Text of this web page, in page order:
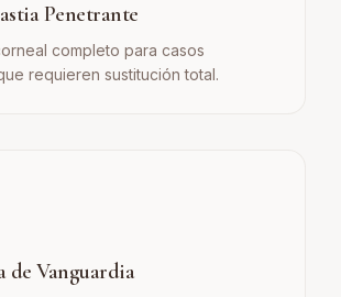
Penetrante
completo para casos
requieren sustitución total.
de Vanguardia